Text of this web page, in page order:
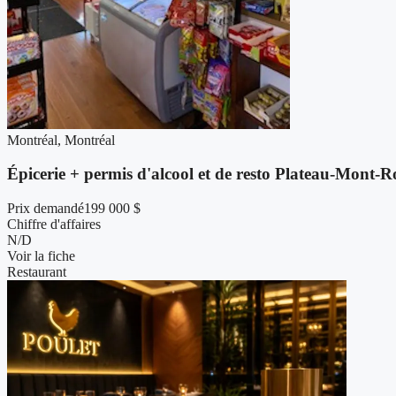
Montréal, Montréal
Épicerie + permis d'alcool et de resto Plateau-Mont-
Prix demandé199 000 $
Chiffre d'affaires
N/D
Voir la fiche
Restaurant